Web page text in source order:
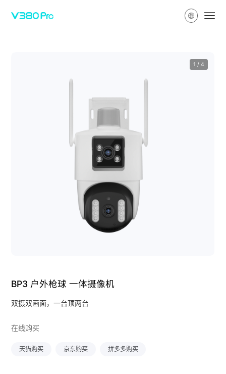
1 / 4
BP3 户外枪球 一体摄像机
双摄双画面，一台顶两台
在线购买
天猫购买 京东购买 拼多多购买